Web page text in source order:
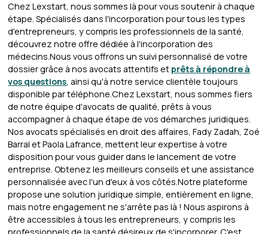
Chez Lexstart, nous sommes là pour vous soutenir à chaque
étape. Spécialisés dans l'incorporation pour tous les types
d'entrepreneurs, y compris les professionnels de la santé,
découvrez notre offre dédiée à l'incorporation des
médecins.Nous vous offrons un suivi personnalisé de votre
dossier grâce à nos avocats attentifs et prêts à répondre à
vos questions, ainsi qu'à notre service clientèle toujours
disponible par téléphone.Chez Lexstart, nous sommes fiers
de notre équipe d'avocats de qualité, prêts à vous
accompagner à chaque étape de vos démarches juridiques.
Nos avocats spécialisés en droit des affaires, Fady Zadah, Zoé
Barral et Paola Lafrance, mettent leur expertise à votre
disposition pour vous guider dans le lancement de votre
entreprise. Obtenez les meilleurs conseils et une assistance
personnalisée avec l'un d'eux à vos côtés.Notre plateforme
propose une solution juridique simple, entièrement en ligne,
mais notre engagement ne s'arrête pas là ! Nous aspirons à
être accessibles à tous les entrepreneurs, y compris les